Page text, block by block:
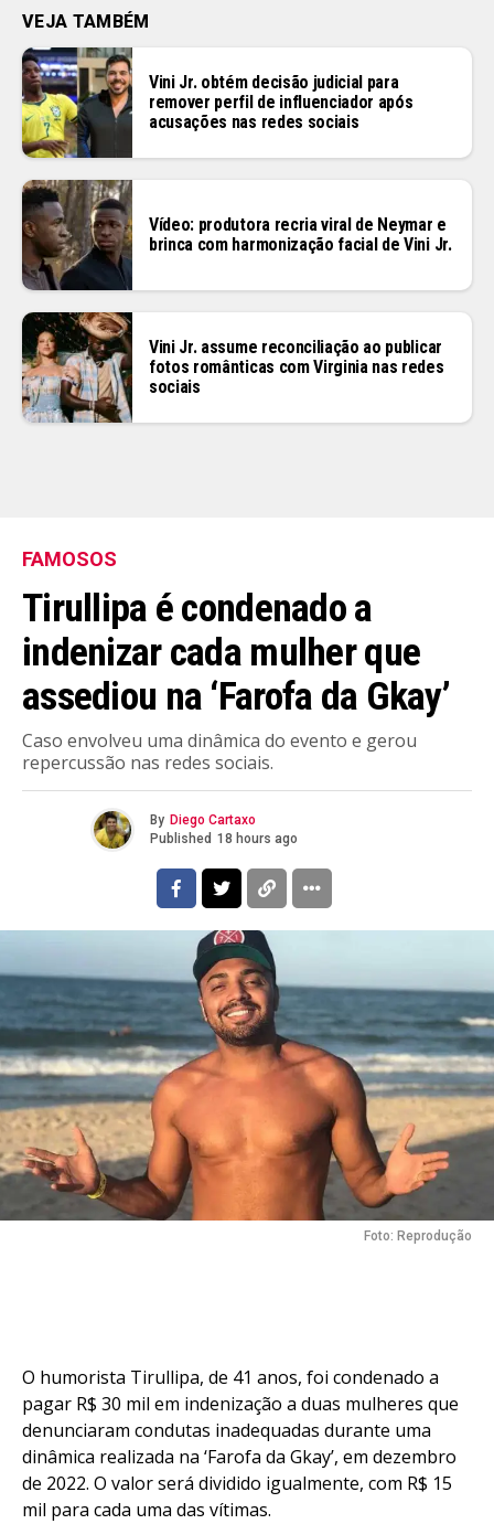
VEJA TAMBÉM
Vini Jr. obtém decisão judicial para
remover perfil de influenciador após
acusações nas redes sociais
Vídeo: produtora recria viral de Neymar e
brinca com harmonização facial de Vini Jr.
Vini Jr. assume reconciliação ao publicar
fotos românticas com Virginia nas redes
sociais
FAMOSOS
Tirullipa é condenado a
indenizar cada mulher que
assediou na ‘Farofa da Gkay’
Caso envolveu uma dinâmica do evento e gerou
repercussão nas redes sociais.
By Diego Cartaxo
Published 18 hours ago
Foto: Reprodução
O humorista Tirullipa, de 41 anos, foi condenado a
pagar R$ 30 mil em indenização a duas mulheres que
denunciaram condutas inadequadas durante uma
dinâmica realizada na ‘Farofa da Gkay’, em dezembro
de 2022. O valor será dividido igualmente, com R$ 15
mil para cada uma das vítimas.
Flipboard
Reddit
Pinterest
Whatsapp